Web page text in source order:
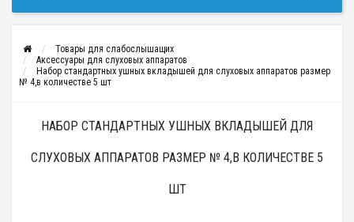
Товары для слабослышащих
Аксессуары для слуховых аппаратов
Набор стандартных ушных вкладышей для слуховых аппаратов размер
№ 4,в количестве 5 шт
НАБОР СТАНДАРТНЫХ УШНЫХ ВКЛАДЫШЕЙ ДЛЯ
СЛУХОВЫХ АППАРАТОВ РАЗМЕР № 4,В КОЛИЧЕСТВЕ 5
ШТ